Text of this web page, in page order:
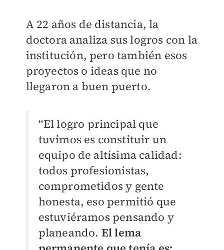
A 22 años de distancia, la
doctora analiza sus logros con la
institución, pero también esos
proyectos o ideas que no
llegaron a buen puerto.
“El logro principal que
tuvimos es constituir un
equipo de altísima calidad:
todos profesionistas,
comprometidos y gente
honesta, eso permitió que
estuviéramos pensando y
planeando. El lema